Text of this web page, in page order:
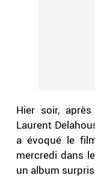
Hier soir,
Laurent
a évoqué le
mercredi dans
un album